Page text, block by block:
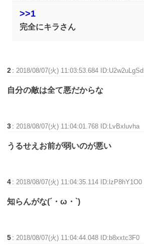
>>1
完全にキラさん
2 : 2018/08/07(火) 11:03:53.684 ID:U2w2uLgSd
自分の敵は全て悪だからな
3 : 2018/08/07(火) 11:04:01.768 ID:LvBxluvha
うるせえお前が弱いのが悪い
4 : 2018/08/07(火) 11:04:35.114 ID:lzP8hY1O0
知らんがな(´・ω・`)
5 : 2018/08/07(火) 11:04:44.048 ID:b8xxtc3F0